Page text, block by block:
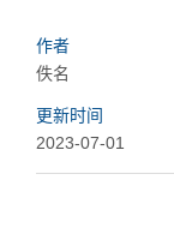
作者
佚名
更新时间
2023-07-01